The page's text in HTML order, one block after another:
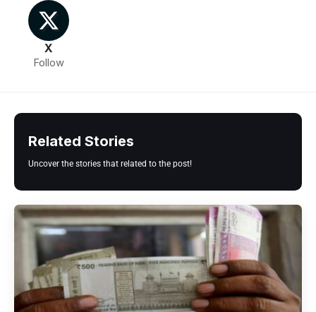
X
Follow
Related Stories
Uncover the stories that related to the post!